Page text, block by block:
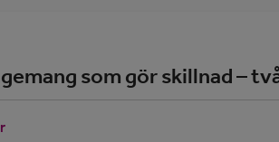
som gör skillnad –